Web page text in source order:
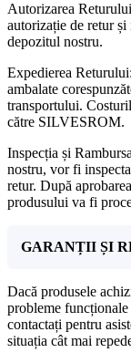
Autorizarea
autorizație de retur
depozitul nostru.
Expedierea
ambalate
transportului.
către SILVESROM.
Inspecția și
nostru, vor fi
retur. După
produsului va fi
GARANȚII ȘI
Dacă produsele
probleme
contactați pentru
situația cât mai